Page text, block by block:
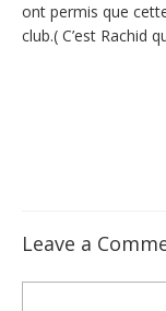
ont permis que
club.( C’est Rachid
Leave a